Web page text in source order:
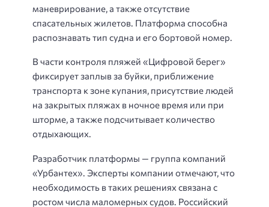
маневрирование, а также отсутствие
спасательных жилетов. Платформа способна
распознавать тип судна и его бортовой номер.
В части контроля пляжей «Цифровой берег»
фиксирует заплыв за буйки, приближение
транспорта к зоне купания, присутствие людей
на закрытых пляжах в ночное время или при
шторме, а также подсчитывает количество
отдыхающих.
Разработчик платформы — группа компаний
«Урбантех». Эксперты компании отмечают, что
необходимость в таких решениях связана с
ростом числа маломерных судов. Российский